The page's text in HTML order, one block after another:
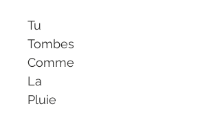
Tu
Tombes
Comme
La
Pluie